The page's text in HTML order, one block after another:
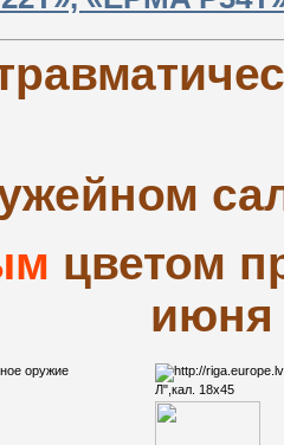
цветом
июня
оружие
Л",кал. 18х45